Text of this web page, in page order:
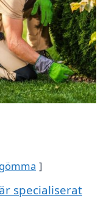
gömma
specialiserat